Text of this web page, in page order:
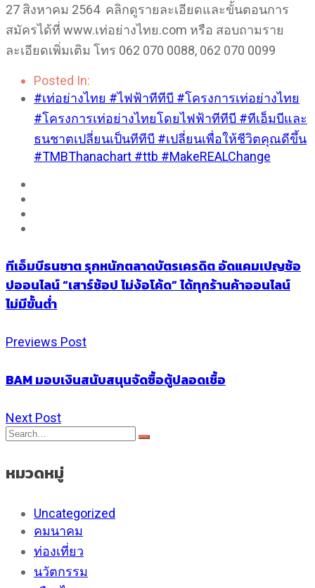
27 สิงหาคม 2564 คลิกดูรายละเอียดและขั้นตอนการ
สมัครได้ที่ www.เท่อย่างไทย.com หรือ สอบถามราย
ละเอียดเพิ่มเติม โทร 062 070 0088, 062 070 0099
Posted In:
#เท่อย่างไทย #ไฟฟ้าทีทีบี #โครงการเท่อย่างไทย
#โครงการเท่อย่างไทยโดยไฟฟ้าทีทีบี #ทีเอ็มบีและ
ธนชาตเปลี่ยนเป็นทีทีบี #เปลี่ยนเพื่อให้ชีวิตคุณดีขึ้น
#TMBThanachart #ttb #MakeREALChange
ทีเอ็มบีธนชาต รุกหนักตลาดบัตรเครดิต อัดแคมเปญช้อ
ปออนไลน์ “เสาร์ช้อป ไม่ง้อโค้ด” ได้ทุกร้านค้าออนไลน์
ไม่มีขั้นต่ำ
Previews Post
BAM มอบเงินสนับสนุนจัดซื้อตู้ปลอดเชื้อ
Next Post
หมวดหมู่
Uncategorized
คมนาคม
ท่องเที่ยว
นวัตกรรม